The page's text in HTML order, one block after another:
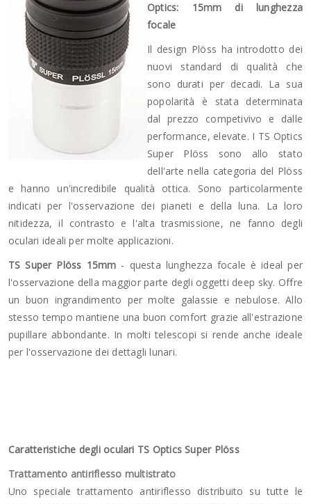
Optics: 15mm di lunghezza
focale
Il design Plöss ha introdotto dei
nuovi standard di qualità che
sono durati per decadi. La sua
popolarità è stata determinata
dal prezzo competivivo e dalle
performance, elevate. I TS Optics
Super Plöss sono allo stato
dell'arte nella categoria del Plöss
e hanno un'incredibile qualità ottica. Sono particolarmente
indicati per l'osservazione dei pianeti e della luna. La loro
nitidezza, il contrasto e l'alta trasmissione, ne fanno degli
oculari ideali per molte applicazioni.
TS Super Plöss 15mm - questa lunghezza focale è ideal per
l'osservazione della maggior parte degli oggetti deep sky. Offre
un buon ingrandimento per molte galassie e nebulose. Allo
stesso tempo mantiene una buon comfort grazie all'estrazione
pupillare abbondante. In molti telescopi si rende anche ideale
per l'osservazione dei dettagli lunari.
Caratteristiche degli oculari TS Optics Super Plöss
Trattamento antiriflesso multistrato
Uno speciale trattamento antiriflesso distribuito su tutte le